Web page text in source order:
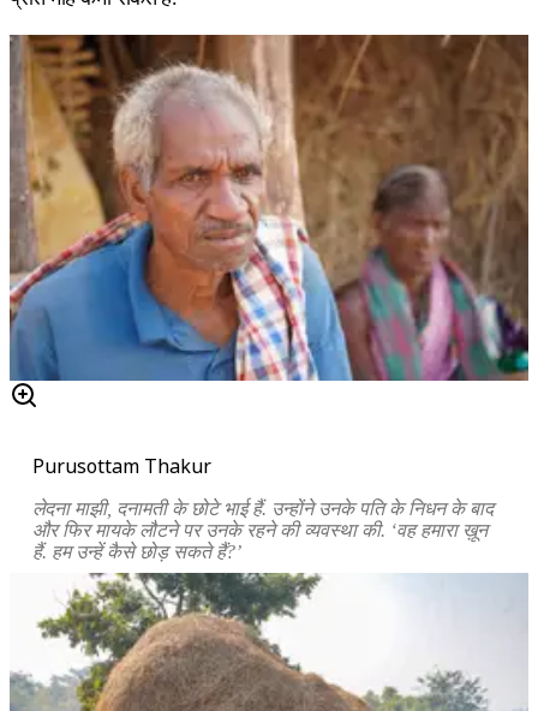
Purusottam Thakur
लेदना माझी, दनामती के छोटे भाई हैं. उन्होंने उनके पति के निधन के बाद
और फिर मायके लौटने पर उनके रहने की व्यवस्था की. ‘वह हमारा ख़ून
हैं. हम उन्हें कैसे छोड़ सकते हैं?’